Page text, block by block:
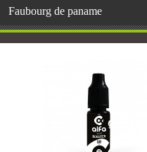
Faubourg de paname